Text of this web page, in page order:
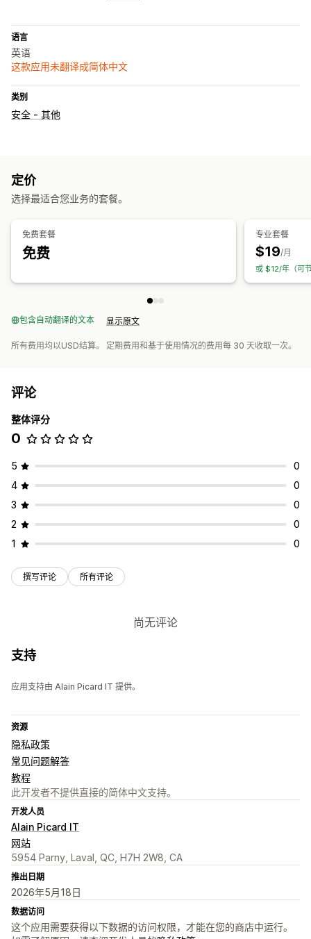
语言
英语
这款应用未翻译成简体中文
类别
安全 - 其他
定价
选择最适合您业务的套餐。
免费套餐
免费
专业套餐
$19/月
或 $12/年（可
包含自动翻译的文本 显示原文
所有费用均以USD结算。 定期费用和基于使用情况的费用每 30 天收取一次。
评论
整体评分
0
5
0
4
0
3
0
2
0
1
0
撰写评论 所有评论
尚无评论
支持
应用支持由 Alain Picard IT 提供。
资源
隐私政策
常见问题解答
教程
此开发者不提供直接的简体中文支持。
开发人员
Alain Picard IT
网站
5954 Parny, Laval, QC, H7H 2W8, CA
推出日期
2026年5月18日
数据访问
这个应用需要获得以下数据的访问权限，才能在您的商店中运行。